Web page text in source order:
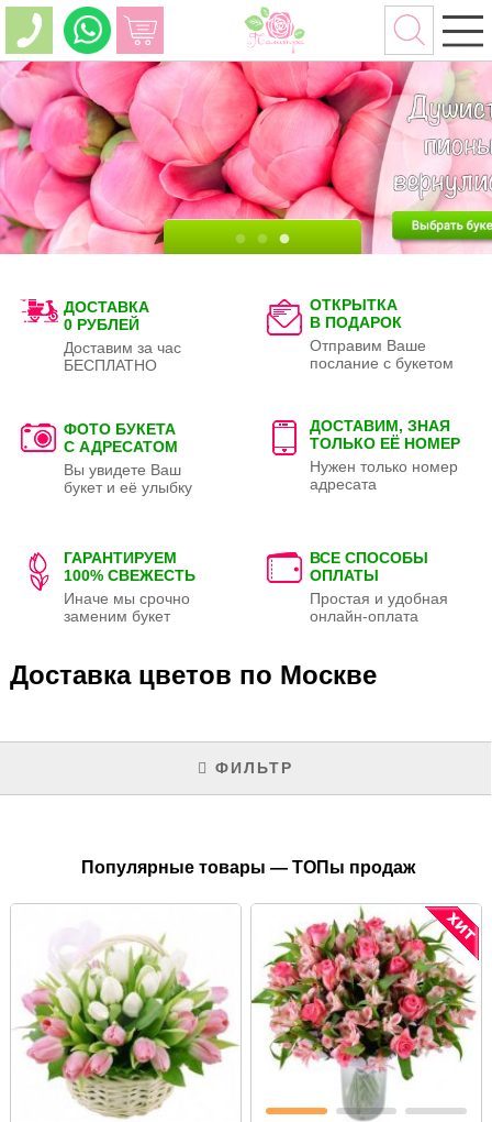
ДОСТАВКА
0 РУБЛЕЙ
Доставим за час
БЕСПЛАТНО
ОТКРЫТКА
В ПОДАРОК
Отправим Ваше
послание с букетом
ФОТО БУКЕТА
С АДРЕСАТОМ
Вы увидете Ваш
букет и её улыбку
ДОСТАВИМ, ЗНАЯ
ТОЛЬКО ЕЁ НОМЕР
Нужен только номер
адресата
ГАРАНТИРУЕМ
100% СВЕЖЕСТЬ
Иначе мы срочно
заменим букет
ВСЕ СПОСОБЫ
ОПЛАТЫ
Простая и удобная
онлайн-оплата
Доставка цветов по Москве
ФИЛЬТР
Популярные товары — ТОПы продаж